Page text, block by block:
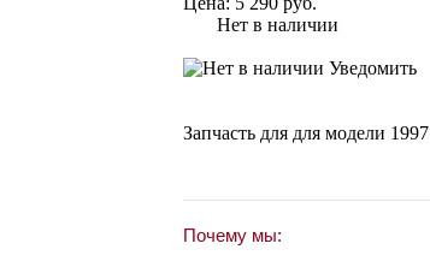
Нет в наличии
Уведомить
Запчасть для для модели 1997
Почему мы: